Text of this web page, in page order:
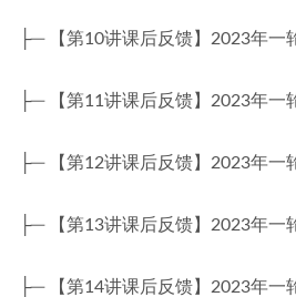
├─ 【第10讲课后反馈】2023年一
├─ 【第11讲课后反馈】2023年一
├─ 【第12讲课后反馈】2023年一
├─ 【第13讲课后反馈】2023年一
├─ 【第14讲课后反馈】2023年一